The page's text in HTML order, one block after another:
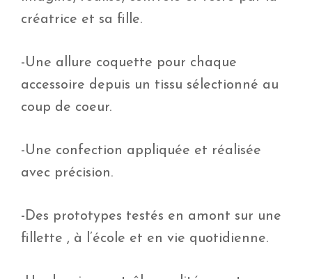
créatrice et sa fille.
-Une allure coquette pour chaque
accessoire depuis un tissu sélectionné au
coup de coeur.
-Une confection appliquée et réalisée
avec précision.
-Des prototypes testés en amont sur une
fillette , à l’école et en vie quotidienne.